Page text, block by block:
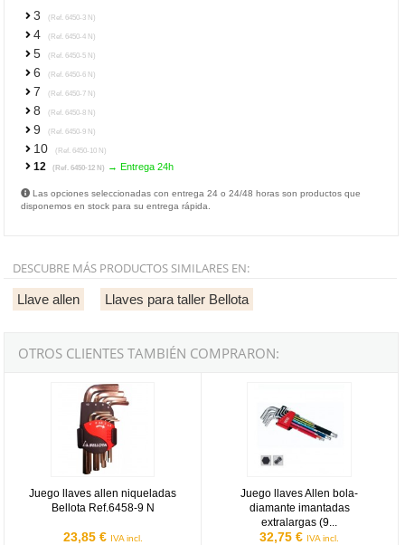
3 (Ref. 6450-3 N)
4 (Ref. 6450-4 N)
5 (Ref. 6450-5 N)
6 (Ref. 6450-6 N)
7 (Ref. 6450-7 N)
8 (Ref. 6450-8 N)
9 (Ref. 6450-9 N)
10 (Ref. 6450-10 N)
12 (Ref. 6450-12 N) → Entrega 24h
Las opciones seleccionadas con entrega 24 o 24/48 horas son productos que
disponemos en stock para su entrega rápida.
DESCUBRE MÁS PRODUCTOS SIMILARES EN:
Llave allen Llaves para taller Bellota
OTROS CLIENTES TAMBIÉN COMPRARON:
Juego llaves allen niqueladas
Bellota Ref.6458-9 N
23,85 € IVA incl.
Juego llaves allen niqueladas Bellota Ref.6458-9 N
Juego llaves Allen bola-
diamante imantadas
extralargas (9...
32,75 € IVA incl.